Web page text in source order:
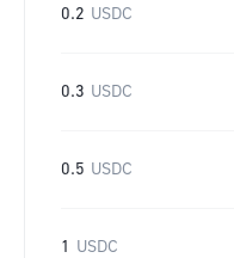
0.2 USDC
0.3 USDC
0.5 USDC
1 USDC